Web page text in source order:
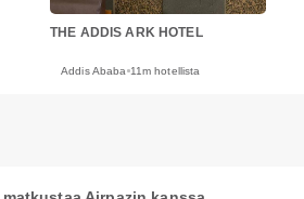
THE ADDIS ARK HOTEL
Addis Ababa 11m hotellista